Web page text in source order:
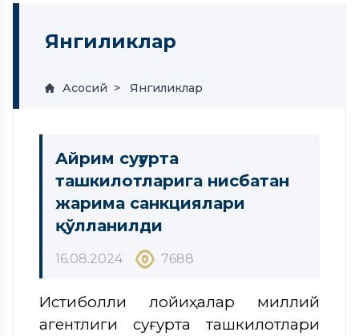
Янгиликлар
Асосий Янгиликлар
Айрим суғурта
ташкилотларига нисбатан
жарима санкциялари
қўлланилди
16.08.2024 7688
Истиқболли лойиҳалар миллий
агентлиги суғурта ташкилотлари